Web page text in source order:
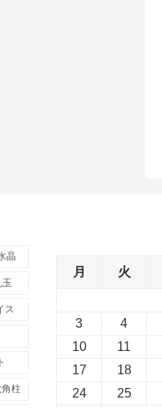
晶
ス
柱
月 火
3
4
10
11
17
18
24
25